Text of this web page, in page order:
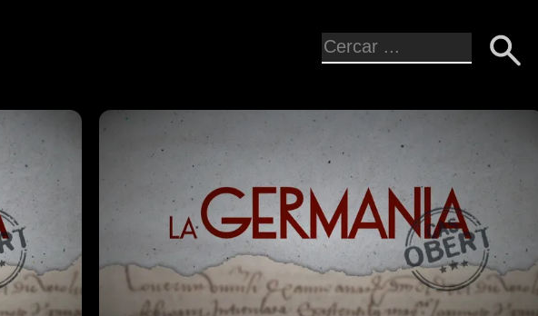
decisiu
d'un dels
de dos
Pública
i 3
privilegiats desencadenà una repressió tan cruel i
llarga que no ha deixat cap rastre a la memòria viva del
Germania suposa per a molts estudiosos el pas decisiu
de l'entrada de Mallorca a l'edat moderna. El
documental dirigit per Cesc Mulet (La Perifèrica
produccions) s'ha realitzat per contribuir a la
divulgació, durant la Diada de Mallorca (2022), d'un dels
fets més sagnants i cruels de la nostra història
aprofitant el 500 aniversari de la revolta. La peça
audiovisual tendrà continuació en la mini-sèrie de dos
capítols de 51 minuts que emetrà IB3 Televisió Pública
de les Illes Balears els propers dies 27 de desembre i 3
de gener.